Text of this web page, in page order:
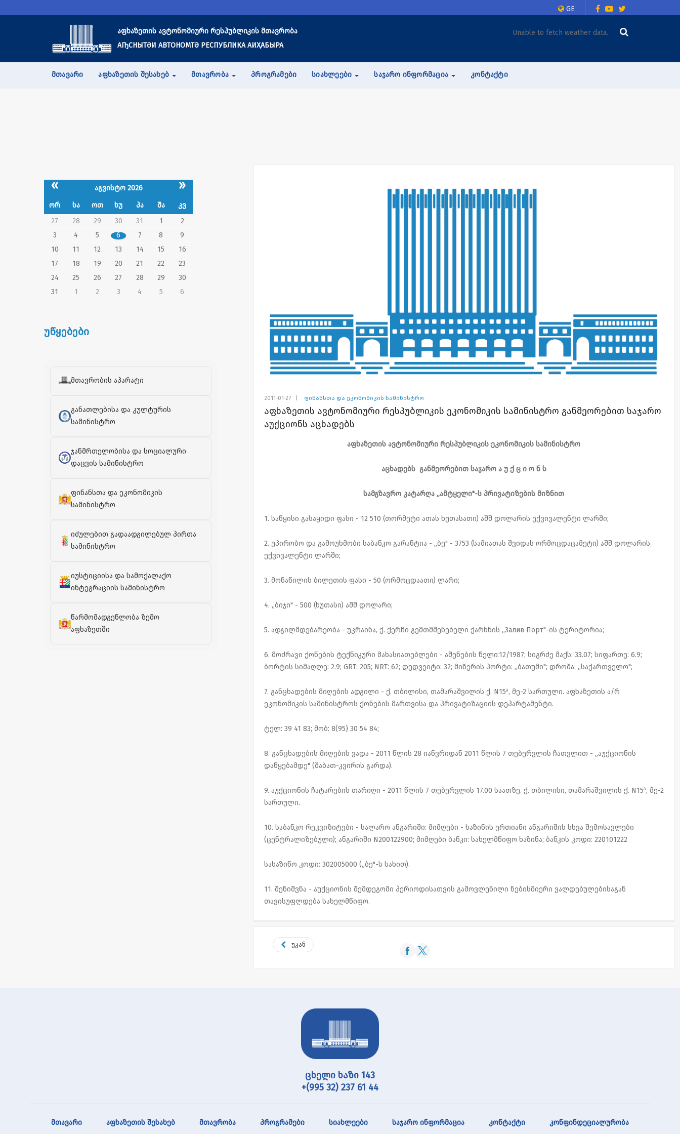
GE
აფხაზეთის ავტონომიური რესპუბლიკის მთავრობა
АҦСНЫТӘИ АВТОНОМТӘ РЕСПУБЛИКА АИҲАБЫРА
Unable to fetch weather data.
ᲛᲗᲐᲕᲐᲠᲘ ᲐᲤᲮᲐᲖᲔᲗᲘᲡ ᲨᲔᲡᲐᲮᲔᲑ ᲛᲗᲐᲕᲠᲝᲑᲐ ᲞᲠᲝᲒᲠᲐᲛᲔᲑᲘ ᲡᲘᲐᲮᲚᲔᲔᲑᲘ ᲡᲐᲯᲐᲠᲝ ᲘᲜᲤᲝᲠᲛᲐᲪᲘᲐ ᲙᲝᲜᲢᲐᲥᲢᲘ
« აგვისტო 2026 »
ორ სა ოთ ხუ პა შა
კვ
27
28 29 30 31 1
2
3
4 5 6 7 8
9
10
11 12 13 14 15
16
17
18 19 20 21 22
23
24
25 26 27 28 29
30
31
1 2 3 4 5 6
უწყებები
მთავრობის აპარატი
განათლებისა და კულტურის
სამინისტრო
ჯანმრთელობისა და სოციალური
დაცვის სამინისტრო
ფინანსთა და ეკონომიკის
სამინისტრო
იძულებით გადაადგილებულ პირთა
სამინისტრო
იუსტიციისა და სამოქალაქო
ინტეგრაციის სამინისტრო
წარმომადგენლობა ზემო
აფხაზეთში
2011-01-27| ფინანსთა და ეკონომიკის სამინისტრო
აფხაზეთის ავტონომიური რესპუბლიკის ეკონომიკის სამინისტრო განმეორებით საჯარო
აუქციონს აცხადებს
აფხაზეთის ავტონომიური რესპუბლიკის ეკონომიკის სამინისტრო
აცხადებს განმეორებით საჯარო ა უ ქ ც ი ო ნ ს
სამგზავრო კატარღა „ამტყელი"-ს პრივატიზების მიზნით
1. საწყისი გასაყიდი ფასი - 12 510 (თორმეტი ათას ხუთასათი) აშშ დოლარის ექვივალენტი ლარში;
2. უპირობო და გამოუხმობი საბანკო გარანტია - „ბე" - 3753 (სამიათას შვიდას ორმოცდაცამეტი) აშშ დოლარის
ექვივალენტი ლარში;
3. მონაწილის ბილეთის ფასი - 50 (ორმოცდაათი) ლარი;
4. „ბიჯი" - 500 (ხუთასი) აშშ დოლარი;
5. ადგილმდებარეობა - უკრაინა, ქ. ქერჩი გემთმშენებელი ქარხნის „Залив Порт"-ის ტერიტორია;
6. მოძრავი ქონების ტექნიკური მახასიათებლები - აშენების წელი:12/1987; სიგრძე მაქს: 33.07; სიფართე: 6.9;
ბორტის სიმაღლე: 2.9; GRT: 205; NRT: 62; დედვეიტი: 32; მიწერის პორტი: „ბათუმი"; დროშა: „საქართველო";
7. განცხადების მიღების ადგილი - ქ. თბილისი, თამარაშვილის ქ. N15ა, მე-2 სართული. აფხაზეთის ა/რ
ეკონომიკის სამინისტროს ქონების მართვისა და პრივატიზაციის დეპარტამენტი.
ტელ: 39 41 83; მობ: 8(95) 30 54 84;
8. განცხადების მიღების ვადა - 2011 წლის 28 იანვრიდან 2011 წლის 7 თებერვლის ჩათვლით - „აუქციონის
დაწყებამდე" (შაბათ-კვირის გარდა).
9. აუქციონის ჩატარების თარიღი - 2011 წლის 7 თებერვლის 17.00 საათზე. ქ. თბილისი, თამარაშვილის ქ. N15ა, მე-2
სართული.
10. საბანკო რეკვიზიტები - სალარო ანგარიში: მიმღები - ხაზინის ერთიანი ანგარიშის სხვა შემოსავლები
(ცენტრალიზებული); ანგარიში N200122900; მიმღები ბანკი: სახელმწიფო ხაზინა; ბანკის კოდი: 220101222
სახაზინო კოდი: 302005000 („ბე"-ს სახით).
11. შენიშვნა - აუქციონის შემდეგომი პერიოდისათვის გამოვლენილი ნებისმიერი ვალდებულებისაგან
თავისუფლდება სახელმწიფო.
უკან
ცხელი ხაზი 143
+(995 32) 237 61 44
მთავარი აფხაზეთის შესახებ მთავრობა პროგრამები სიახლეები საჯარო ინფორმაცია კონტაქტი კონფინდეციალურობა